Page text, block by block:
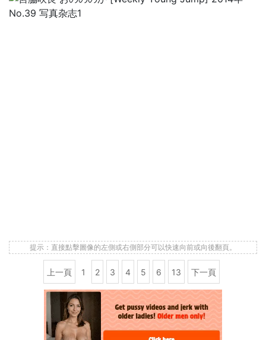
提示：直接點擊圖像的左側或右側部分可以快速向前或向後翻頁。
上一頁 1 2 3 4 5 6 13 下一頁